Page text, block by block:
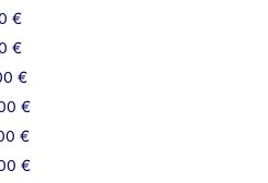
€
€
€
€
€
€